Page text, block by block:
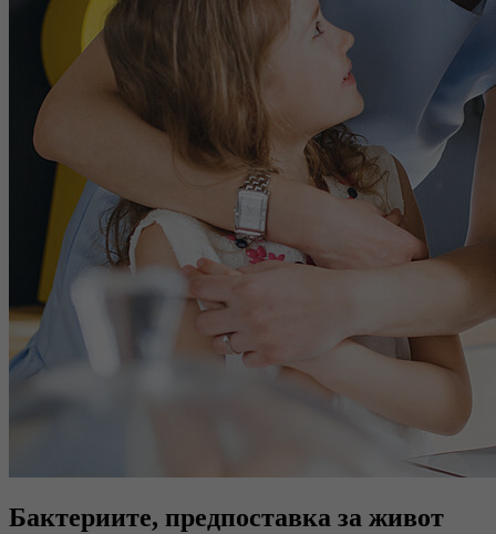
Бактериите, предпоставка за живот